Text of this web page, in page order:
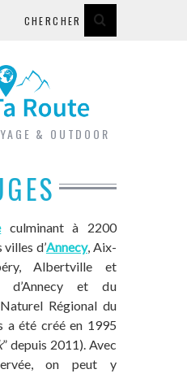
& OUTDOOR
culminant à 2200
d’Annecy, Aix-
Albertville et
et du
Régional du
a été créé en 1995
” depuis 2011). Avec
on peut y